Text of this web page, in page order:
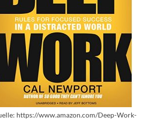
https://www.amazon.com/Deep-Work-